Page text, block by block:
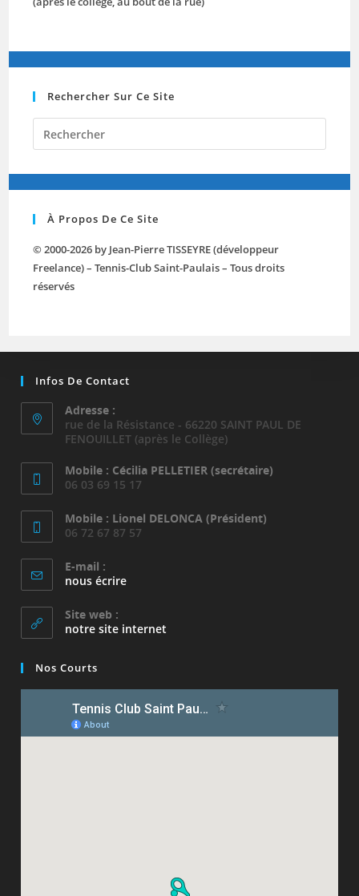
Rechercher Sur Ce Site
close
À Propos De Ce Site
© 2000-2026 by Jean-Pierre TISSEYRE (développeur
Freelance) – Tennis-Club Saint-Paulais – Tous droits
réservés
Infos De Contact
Adresse :
rue de la Résistance - 66220 SAINT PAUL DE
FENOUILLET (après le Collège)
Mobile : Cécilia PELLETIER (secrétaire)
06 03 69 15 17
Mobile : Lionel DELONCA (Président)
06 72 67 87 57
E-mail :
nous écrireS’ouvre
application
Site web :
notre site internet
Nos Courts